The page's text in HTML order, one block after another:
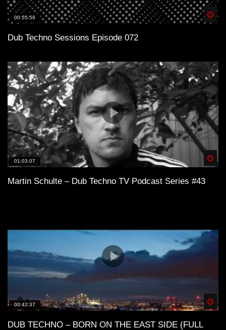
00:55:59
Dub Techno Sessions Episode 072
01:03:07
Martin Schulte – Dub Techno TV Podcast Series #43
00:42:37
DUB TECHNO – BORN ON THE EAST SIDE (FULL